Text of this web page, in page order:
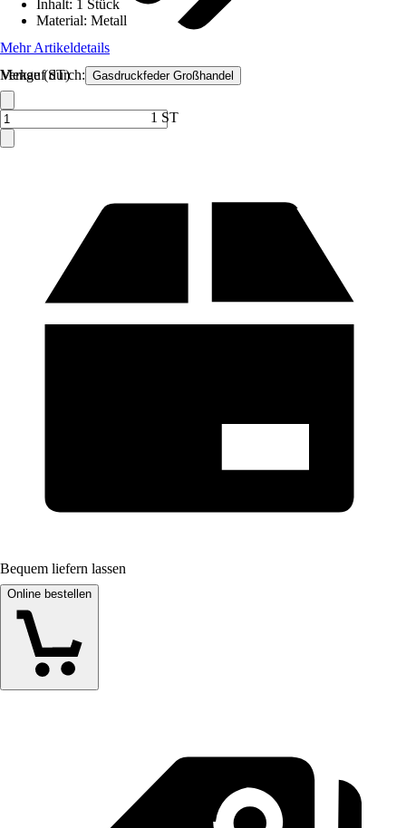
Verkauf durch: Gasdruckfeder Großhandel
Inhalt: 1 Stück
Material: Metall
Mehr Artikeldetails
Menge (ST)
1 ST
Bequem liefern lassen
Online bestellen